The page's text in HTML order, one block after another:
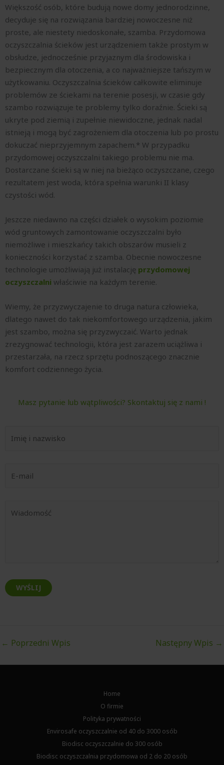
Większość osób, które budują nowe domy jednorodzinne,
decyduje się na rozwiązania bardziej nowoczesne niż
proste, ale niestety niedoskonałe, szamba. Przydomowa
oczyszczalnia ścieków jest urządzeniem także prostym w
obsłudze, jednocześnie przyjaznym dla środowiska i
bezpiecznym dla otoczenia, a co najważniejsze tańszym w
użytkowaniu. Oczyszczalnia ścieków całkowite eliminuje
problemów ze ściekami na terenie posesji, w czasie gdy
szambo rozwiązuje te problemy tylko doraźnie. Ścieki są
ukryte pod ziemią i zupełnie niewidoczne, jednak nadal
istnieją i mogą być zagrożeniem dla otoczenia lub po prostu
dokuczać nieprzyjemnym zapachem.* W przypadku
przydomowej oczyszczalni takiego problemu nie ma.
Dostarczane ścieki są w niej na bieżąco oczyszczane, czego
rezultatem jest woda, która spełnia warunki II klasy
czystości wód.
Jeszcze niedawno na części działek o wysokim poziomie
wód gruntowych zamontowanie oczyszczalni było
niemożliwe i mieszkańcy takich obszarów musieli z
konieczności korzystać z szamba. Obecnie nowoczesne
technologie umożliwiają już instalację przydomowej
oczyszczalni właściwie na każdym terenie.
Wiemy, że przyzwyczajenie to druga natura człowieka,
dlatego nawet do tak niekomfortowego urządzenia, jakim
jest szambo, można się przyzwyczaić. Warto jednak
zrezygnować technologii, która jest zarazem uciążliwa i
przestarzała, na rzecz sprzętu podnoszącego znacznie
komfort codziennego życia.
Masz pytanie lub wątpliwości? Skontaktuj się z nami !
← Poprzedni Wpis Następny Wpis →
Home
O firmie
Polityka prywatności
Envirosafe oczyszczalnie od 40 do 3000 osób
Biodisc oczyszczalnie do 300 osób
Biodisc oczyszczalnia przydomowa od 2 do 20 osób